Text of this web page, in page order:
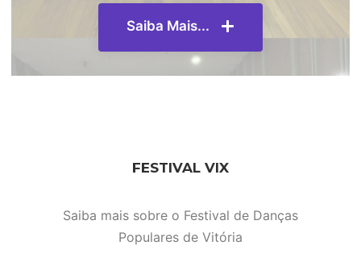
Saiba Mais...
FESTIVAL VIX
Saiba mais sobre o Festival de Danças
Populares de Vitória